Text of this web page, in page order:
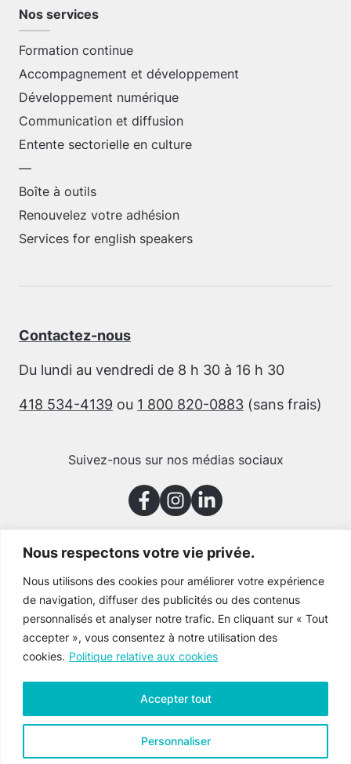
Nous respectons votre vie privée.
Nous utilisons des cookies pour améliorer votre expérience
de navigation, diffuser des publicités ou des contenus
personnalisés et analyser notre trafic. En cliquant sur « Tout
accepter », vous consentez à notre utilisation des
cookies. Politique relative aux cookies
Personnaliser
Accepter tout
Nos services
Formation continue
Accompagnement et développement
Développement numérique
Communication et diffusion
Entente sectorielle en culture
—
Boîte à outils
Renouvelez votre adhésion
Services for english speakers
Contactez-nous
Du lundi au vendredi de 8 h 30 à 16 h 30
418 534-4139 ou 1 800 820-0883 (sans frais)
Suivez-nous sur nos médias sociaux
Merci à nos partenaires